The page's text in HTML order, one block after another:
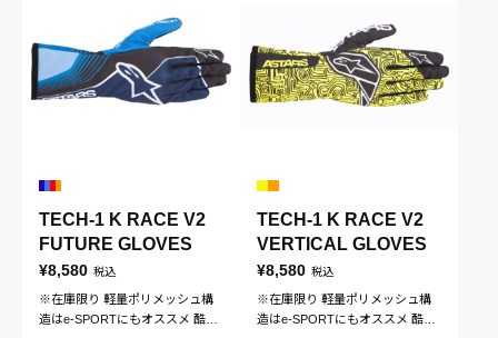
TECH-1 K RACE V2
FUTURE GLOVES
¥8,580 税込
※在庫限り 軽量ポリメッシュ構
造はe-SPORTにもオススメ 酷暑
TECH-1 K RACE V2
VERTICAL GLOVES
¥8,580 税込
※在庫限り 軽量ポリメッシュ構
造はe-SPORTにもオススメ 酷暑